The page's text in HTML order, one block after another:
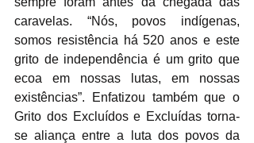
caravelas. “Nós, povos indígenas,
somos resistência há 520 anos e este
grito de independência é um grito que
ecoa em nossas lutas, em nossas
existências”. Enfatizou também que o
Grito dos Excluídos e Excluídas torna-
se aliança entre a luta dos povos da